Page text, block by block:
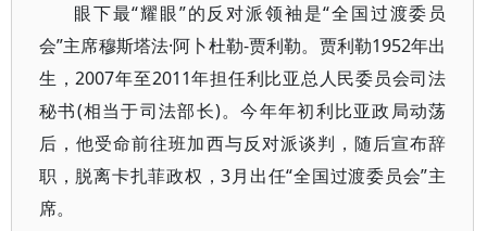
眼下最“耀眼”的反对派领袖是“全国过渡委员
会”主席穆斯塔法·阿卜杜勒-贾利勒。贾利勒1952年出
生，2007年至2011年担任利比亚总人民委员会司法
秘书(相当于司法部长)。今年年初利比亚政局动荡
后，他受命前往班加西与反对派谈判，随后宣布辞
职，脱离卡扎菲政权，3月出任“全国过渡委员会”主
席。